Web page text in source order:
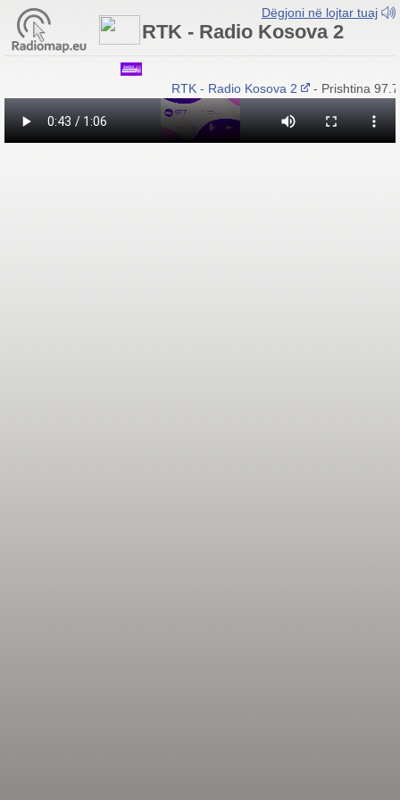
Dëgjoni në lojtar tuaj
RTK - Radio Kosova 2
RTK - Radio Kosova 2 - Prishtina 97.7